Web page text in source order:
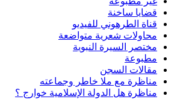
قضايا ساخنة
قناة الطرهوني للفيديو
محاولات شعرية متواضعة
مختصر السيرة النبوية
مطبوعة
مقالات السجن
مناظرة مع ملا خاطر وجماعته
مناظرة هل الدولة الإسلامية خوارج ؟